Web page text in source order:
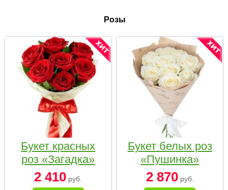
Розы
Букет красных
роз «Загадка»
2 410 руб.
Букет белых роз
«Пушинка»
2 870руб.